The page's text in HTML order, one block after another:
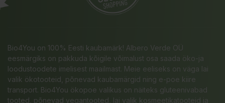
Bio4You on 100% Eesti kaubamärk! Albero Verde OÜ
eesmärgiks on pakkuda kõigile võimalust osa saada öko-ja
loodustoodete imelisest maailmast. Meie eeliseks on väga lai
valik ökotooteid, põnevad kaubamärgid ning e-poe kiire
transport. Bio4You ökopoe valikus on näiteks gluteenivabad
tooted, põnevad vegantooted, lai valik kosmeetikatooteid ja